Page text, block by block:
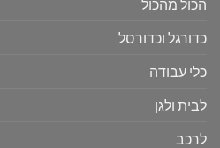
הכול מהכול
כדורגל וכדורסל
כלי עבודה
לבית ולגן
לרכב